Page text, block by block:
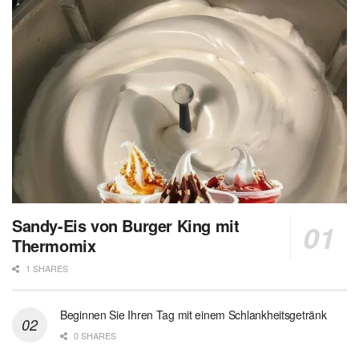
Sandy-Eis von Burger King mit
Thermomix
1 SHARES
Beginnen Sie Ihren Tag mit einem Schlankheitsgetränk
0 SHARES